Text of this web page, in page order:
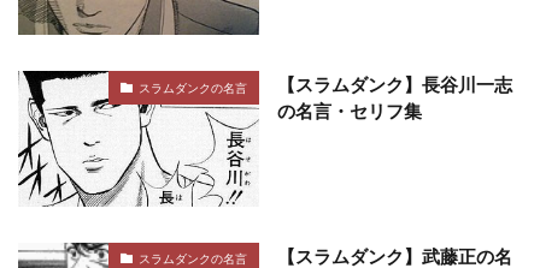
スラムダンクの名言
【スラムダンク】長谷川一志
の名言・セリフ集
スラムダンクの名言
【スラムダンク】武藤正の名